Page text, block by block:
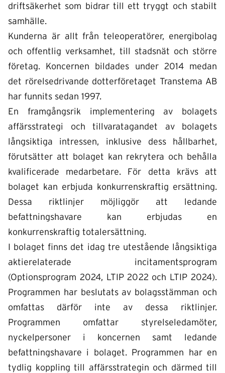
driftsäkerhet som bidrar till ett tryggt och stabilt
samhälle.
Kunderna är allt från teleoperatörer, energibolag
och offentlig verksamhet, till stadsnät och större
företag. Koncernen bildades under 2014 medan
det rörelsedrivande dotterföretaget Transtema AB
har funnits sedan 1997.
En framgångsrik implementering av bolagets
affärsstrategi och tillvaratagandet av bolagets
långsiktiga intressen, inklusive dess hållbarhet,
förutsätter att bolaget kan rekrytera och behålla
kvalificerade medarbetare. För detta krävs att
bolaget kan erbjuda konkurrenskraftig ersättning.
Dessa riktlinjer möjliggör att ledande
befattningshavare kan erbjudas en
konkurrenskraftig totalersättning.
I bolaget finns det idag tre utestående långsiktiga
aktierelaterade incitamentsprogram
(Optionsprogram 2024, LTIP 2022 och LTIP 2024).
Programmen har beslutats av bolagsstämman och
omfattas därför inte av dessa riktlinjer.
Programmen omfattar styrelseledamöter,
nyckelpersoner i koncernen samt ledande
befattningshavare i bolaget. Programmen har en
tydlig koppling till affärsstrategin och därmed till